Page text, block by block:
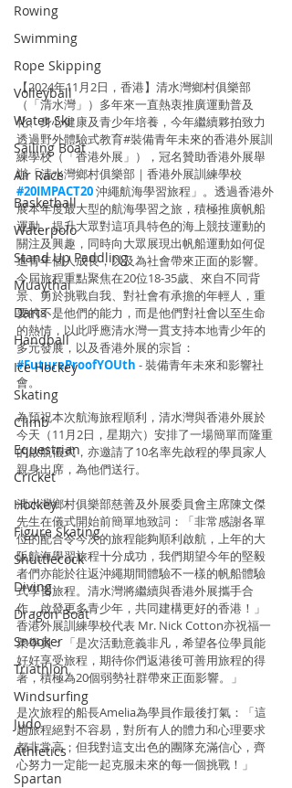
Rowing
Swimming
Rope Skipping
Volleyball
Water Ski
Sailing Boat
Air Race
Basketball
Waterpolo
Stand Up Paddling
Muaythai
Darts
Handball
Ice Hockey
Skating
Climb
Equestrian
Cricket
Hockey
Figure Skating
Shuttlecock
Diving
Dragon Boat
Snooker
Triathlon
Windsurfing
Judo
Athletics
Spartan
【2024年11月2日，香港】清水灣鄉村俱樂部
（「清水灣」）多年來一直熱衷推廣運動普及
化、身心健康及青少年培養，今年繼續夥拍致力
透過野外體驗式教育#裝備青年未來的香港外展訓
練學校（「香港外展」），冠名贊助香港外展舉
辦「清水灣鄉村俱樂部｜香港外展訓練學校
#20IMPACT20 沖繩航海學習旅程」。透過香港外
展本年度最大型的航海學習之旅，積極推廣帆船
運動，提升大眾對這項具特色的海上競技運動的
關注及興趣，同時向大眾展現出帆船運動如何促
進青年個人成長，以及為社會帶來正面的影響。
今屆旅程重點聚焦在20位18-35歲、來自不同背
景、勇於挑戰自我、對社會有承擔的年輕人，重
要的不是他們的能力，而是他們對社會以至生命
的熱情，以此呼應清水灣一貫支持本地青少年的
多元發展，以及香港外展的宗旨：
#FutureProofYOUth - 裝備青年未來和影響社
會。
為預祝本次航海旅程順利，清水灣與香港外展於
今天（11月2日，星期六）安排了一場簡單而隆重
的啟航儀式，亦邀請了10名率先啟程的學員家人
親身出席，為他們送行。
清水灣鄉村俱樂部慈善及外展委員會主席陳文傑
先生在儀式開始前簡單地致詞：「非常感謝各單
位的配合令今次的旅程能夠順利啟航，上年的大
阪航海學習旅程十分成功，我們期望今年的堅毅
者們亦能於往返沖繩期間體驗不一樣的帆船體驗
式學習旅程。清水灣將繼續與香港外展攜手合
作，啟發更多青少年，共同建構更好的香港！」
香港外展訓練學校代表 Mr. Nick Cotton亦祝福一
衆學員：「是次活動意義非凡，希望各位學員能
好好享受旅程，期待你們返港後可善用旅程的得
著，積極為20個弱勢社群帶來正面影響。」
是次旅程的船長Amelia為學員作最後打氣：「這
趟旅程絕對不容易，對所有人的體力和心理要求
都非常高；但我對這支出色的團隊充滿信心，齊
心努力一定能一起克服未來的每一個挑戰！」